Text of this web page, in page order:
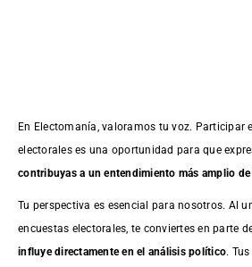
En Electomanía, valoramos tu voz. Participar
electorales es una oportunidad para que
contribuyas a un entendimiento más amplio
Tu perspectiva es esencial para nosotros. Al
encuestas electorales, te conviertes en parte
influye directamente en el análisis político.